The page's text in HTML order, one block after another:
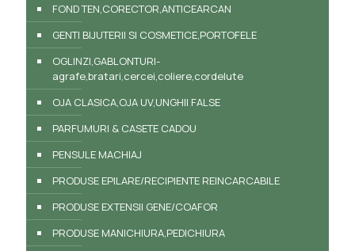
FOND TEN,CORECTOR,ANTICEARCAN
GENTI BIJUTERII SI COSMETICE,PORTOFELE
OGLINZI,GABLONTURI-
agrafe,bratari,cercei,coliere,cordelute
OJA CLASICA,OJA UV,UNGHII FALSE
PARFUMURI & CASETE CADOU
PENSULE MACHIAJ
PRODUSE EPILARE/RECIPIENTE REINCARCABILE
PRODUSE EXTENSII GENE/COAFOR
PRODUSE MANICHIURA,PEDICHIURA